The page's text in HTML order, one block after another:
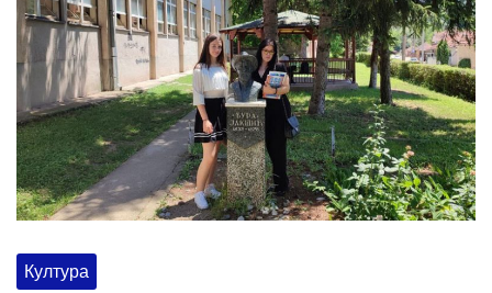
Култура